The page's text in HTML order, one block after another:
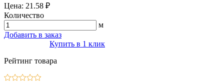
Цена: 21.58 ₽
Количество
м
Добавить в заказ
Купить в 1 клик
Рейтинг товара